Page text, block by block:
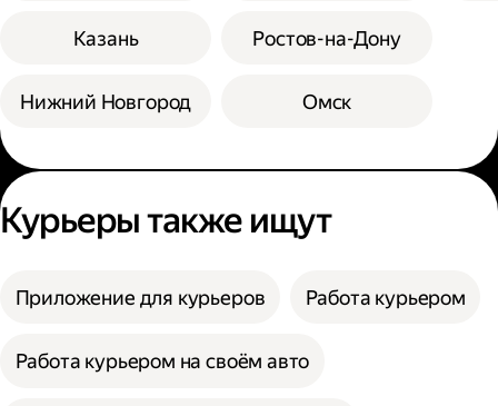
Казань
Нижний Новгород
Ростов-на-Дону
Омск
Курьеры также ищут
Приложение для курьеров Работа курьером
Работа курьером на своём авто